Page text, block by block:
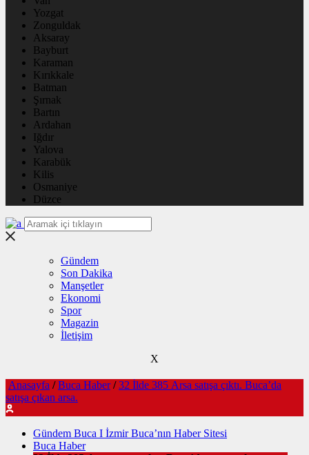
Yozgat
Zonguldak
Aksaray
Bayburt
Karaman
Kırıkkale
Batman
Şırnak
Bartın
Ardahan
Iğdır
Yalova
Karabük
Kilis
Osmaniye
Düzce
Gündem
Son Dakika
Manşetler
Ekonomi
Spor
Magazin
İletişim
X
Anasayfa / Buca Haber / 32 İlde 385 Arsa satışa çıktı. Buca’da
satışa çıkan arsa.
Gündem Buca I İzmir Buca’nın Haber Sitesi
Buca Haber